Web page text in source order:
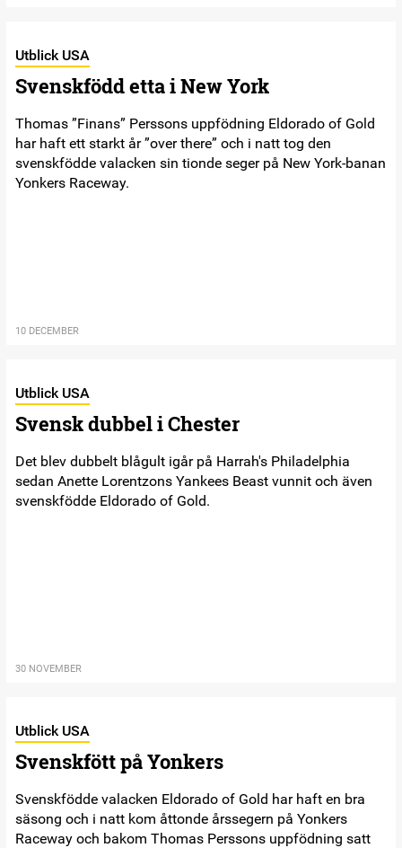
Utblick USA
Svenskfödd etta i New York
Thomas ”Finans” Perssons uppfödning Eldorado of Gold
har haft ett starkt år ”over there” och i natt tog den
svenskfödde valacken sin tionde seger på New York-banan
Yonkers Raceway.
10 DECEMBER
Utblick USA
Svensk dubbel i Chester
Det blev dubbelt blågult igår på Harrah's Philadelphia
sedan Anette Lorentzons Yankees Beast vunnit och även
svenskfödde Eldorado of Gold.
30 NOVEMBER
Utblick USA
Svenskfött på Yonkers
Svenskfödde valacken Eldorado of Gold har haft en bra
säsong och i natt kom åttonde årssegern på Yonkers
Raceway och bakom Thomas Perssons uppfödning satt